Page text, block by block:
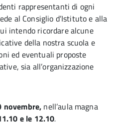
rappresentanti di ogni
al Consiglio d’Istituto e alla
intendo ricordare alcune
della nostra scuola e
ed eventuali proposte
sia all’organizzazione
novembre, nell’aula magna
e le 12.10.